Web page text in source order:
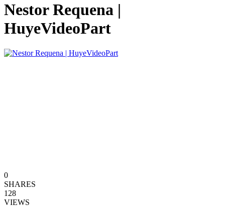
Nestor Requena |
HuyeVideoPart
0
SHARES
128
VIEWS